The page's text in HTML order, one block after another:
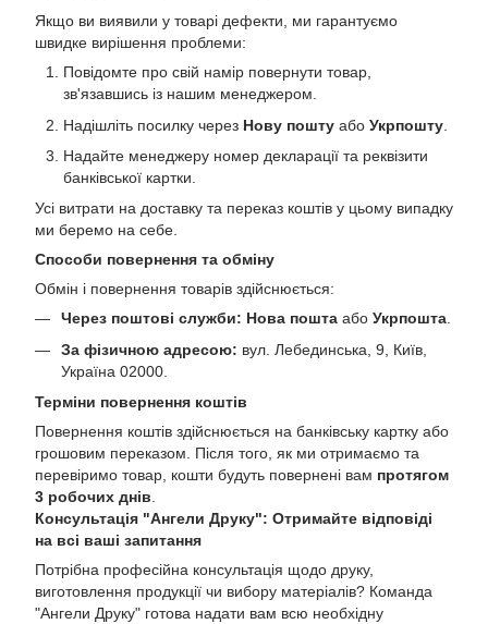
Якщо ви виявили у товарі дефекти, ми гарантуємо
швидке вирішення проблеми:
Повідомте про свій намір повернути товар,
зв'язавшись із нашим менеджером.
Надішліть посилку через Нову пошту або Укрпошту
Надайте менеджеру номер декларації та реквізити
банківської картки.
Усі витрати на доставку та переказ коштів у цьому випадку
ми беремо на себе.
Способи повернення та обміну
Обмін і повернення товарів здійснюється:
Через поштові служби: Нова пошта або Укрпошта.
За фізичною адресою: вул. Лебединська, 9, Київ,
Україна 02000.
Терміни повернення коштів
Повернення коштів здійснюється на банківську картку або
грошовим переказом. Після того, як ми отримаємо та
перевіримо товар, кошти будуть повернені вам протягом
3 робочих днів.
Консультація "Ангели Друку": Отримайте відповіді
на всі ваші запитання
Потрібна професійна консультація щодо друку,
виготовлення продукції чи вибору матеріалів? Команда
"Ангели Друку" готова надати вам всю необхідну